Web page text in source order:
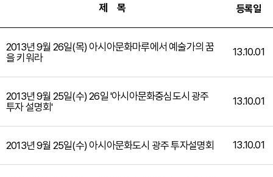
제 목 등록일
2013년 9월 26일(목) 아시아문화마루에서 예술가의 꿈
을 키워라
13.10.01
2013년 9월 25일(수) 26일 '아시아문화중심도시 광주
투자 설명회'
13.10.01
2013년 9월 25일(수) 아시아문화도시 광주 투자설명회 13.10.01